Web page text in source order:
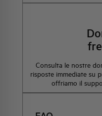
Consulta le nostre
risposte immediate su
offriamo il